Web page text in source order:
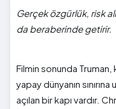
Gerçek özgürlük, risk
da beraberinde getirir.
Filmin sonunda
yapay dünyanın
açılan bir kapı vardır.